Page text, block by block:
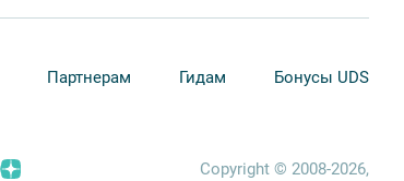
Партнерам Гидам Бонусы UDS
Copyright © 2008-2026,